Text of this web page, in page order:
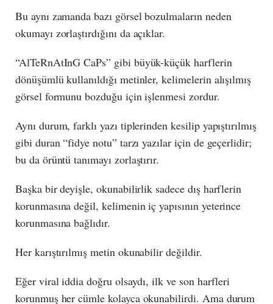
Bu aynı zamanda bazı görsel bozulmaların neden
okumayı zorlaştırdığını da açıklar.
“AlTeRnAtInG CaPs” gibi büyük-küçük harflerin
dönüşümlü kullanıldığı metinler, kelimelerin alışılmış
görsel formunu bozduğu için işlenmesi zordur.
Aynı durum, farklı yazı tiplerinden kesilip yapıştırılmış
gibi duran “fidye notu” tarzı yazılar için de geçerlidir;
bu da örüntü tanımayı zorlaştırır.
Başka bir deyişle, okunabilirlik sadece dış harflerin
korunmasına değil, kelimenin iç yapısının yeterince
korunmasına bağlıdır.
Her karıştırılmış metin okunabilir değildir.
Eğer viral iddia doğru olsaydı, ilk ve son harfleri
korunmuş her cümle kolayca okunabilirdi. Ama durum